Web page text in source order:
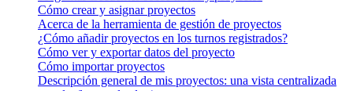
Cómo crear y asignar proyectos
Acerca de la herramienta de gestión de proyectos
¿Cómo añadir proyectos en los turnos registrados?
Cómo ver y exportar datos del proyecto
Cómo importar proyectos
Descripción general de mis proyectos: una vista centralizada